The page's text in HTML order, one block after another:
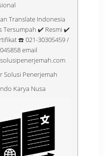
Translate Indonesia
Tersumpah ✔️ Resmi ✔️
☎️ 021-30305459 /
email
Solusi Penerjemah
Karya Nusa